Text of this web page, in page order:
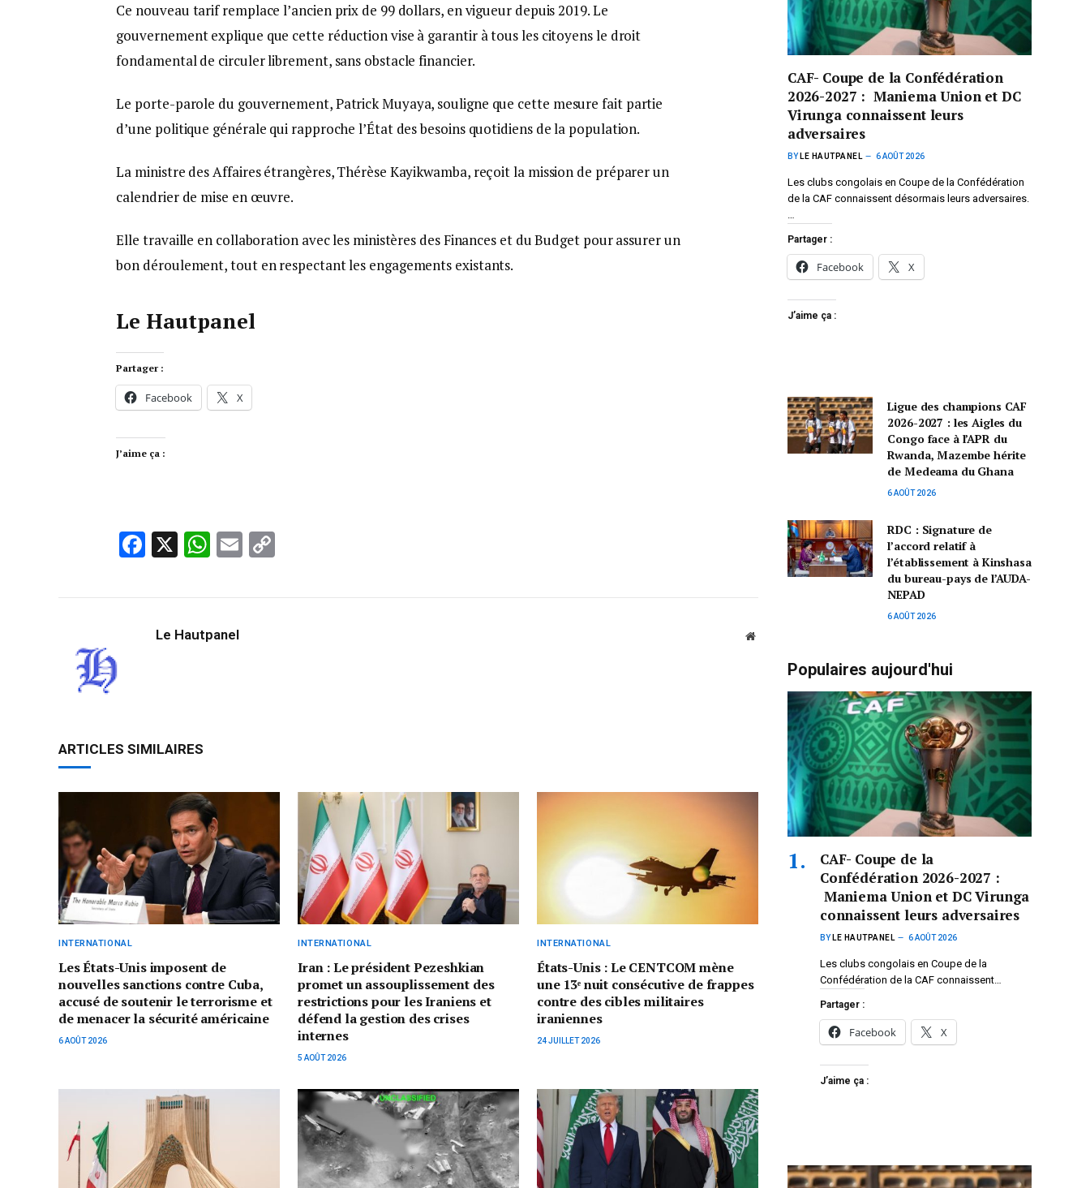
Ce nouveau tarif remplace l’ancien prix de 99 dollars, en vigueur depuis 2019. Le
gouvernement explique que cette réduction vise à garantir à tous les citoyens le droit
fondamental de circuler librement, sans obstacle financier.
Le porte-parole du gouvernement, Patrick Muyaya, souligne que cette mesure fait partie
d’une politique générale qui rapproche l’État des besoins quotidiens de la population.
La ministre des Affaires étrangères, Thérèse Kayikwamba, reçoit la mission de préparer un
calendrier de mise en œuvre.
Elle travaille en collaboration avec les ministères des Finances et du Budget pour assurer un
bon déroulement, tout en respectant les engagements existants.
Le Hautpanel
Partager :
Facebook X
J’aime ça :
Facebook
X WhatsApp
Email
Le Hautpanel Website
ARTICLES SIMILAIRES
INTERNATIONAL
Les États-Unis imposent de
nouvelles sanctions contre Cuba,
accusé de soutenir le terrorisme et
de menacer la sécurité américaine
6 AOÛT 2026
INTERNATIONAL
Iran : Le président Pezeshkian
promet un assouplissement des
restrictions pour les Iraniens et
défend la gestion des crises
internes
5 AOÛT 2026
INTERNATIONAL
États-Unis : Le CENTCOM mène
une 13ᵉ nuit consécutive de frappes
contre des cibles militaires
iraniennes
24 JUILLET 2026
CAF- Coupe de la Confédération
2026-2027 : Maniema Union et DC
Virunga connaissent leurs
adversaires
BY LE HAUTPANEL 6 AOÛT 2026
Les clubs congolais en Coupe de la Confédération
de la CAF connaissent désormais leurs adversaires.
…
Partager :
Facebook X
J’aime ça :
Ligue des champions CAF
2026-2027 : les Aigles du
Congo face à l’APR du
Rwanda, Mazembe hérite
de Medeama du Ghana
6 AOÛT 2026
RDC : Signature de
l’accord relatif à
l’établissement à Kinshasa
du bureau-pays de l’AUDA-
NEPAD
6 AOÛT 2026
Populaires aujourd'hui
CAF- Coupe de la
Confédération 2026-2027 :
Maniema Union et DC Virunga
connaissent leurs adversaires
BY LE HAUTPANEL 6 AOÛT 2026
Les clubs congolais en Coupe de la
Confédération de la CAF connaissent…
Partager :
Facebook X
J’aime ça :